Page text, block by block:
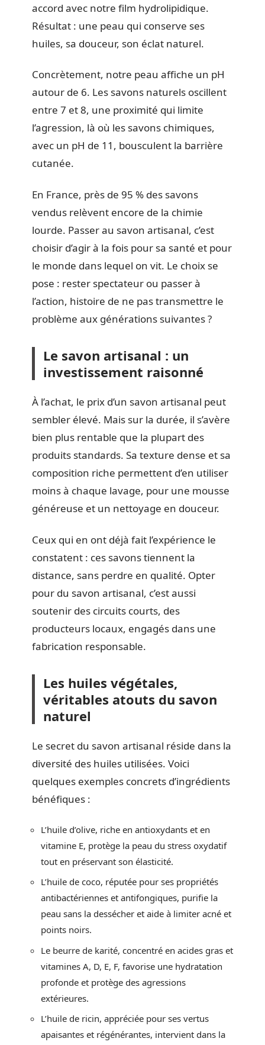
accord avec notre film hydrolipidique.
Résultat : une peau qui conserve ses
huiles, sa douceur, son éclat naturel.
Concrètement, notre peau affiche un pH
autour de 6. Les savons naturels oscillent
entre 7 et 8, une proximité qui limite
l’agression, là où les savons chimiques,
avec un pH de 11, bousculent la barrière
cutanée.
En France, près de 95 % des savons
vendus relèvent encore de la chimie
lourde. Passer au savon artisanal, c’est
choisir d’agir à la fois pour sa santé et pour
le monde dans lequel on vit. Le choix se
pose : rester spectateur ou passer à
l’action, histoire de ne pas transmettre le
problème aux générations suivantes ?
Le savon artisanal : un
investissement raisonné
À l’achat, le prix d’un savon artisanal peut
sembler élevé. Mais sur la durée, il s’avère
bien plus rentable que la plupart des
produits standards. Sa texture dense et sa
composition riche permettent d’en utiliser
moins à chaque lavage, pour une mousse
généreuse et un nettoyage en douceur.
Ceux qui en ont déjà fait l’expérience le
constatent : ces savons tiennent la
distance, sans perdre en qualité. Opter
pour du savon artisanal, c’est aussi
soutenir des circuits courts, des
producteurs locaux, engagés dans une
fabrication responsable.
Les huiles végétales,
véritables atouts du savon
naturel
Le secret du savon artisanal réside dans la
diversité des huiles utilisées. Voici
quelques exemples concrets d’ingrédients
bénéfiques :
L’huile d’olive, riche en antioxydants et en
vitamine E, protège la peau du stress oxydatif
tout en préservant son élasticité.
L’huile de coco, réputée pour ses propriétés
antibactériennes et antifongiques, purifie la
peau sans la dessécher et aide à limiter acné et
points noirs.
Le beurre de karité, concentré en acides gras et
vitamines A, D, E, F, favorise une hydratation
profonde et protège des agressions
extérieures.
L’huile de ricin, appréciée pour ses vertus
apaisantes et régénérantes, intervient dans la